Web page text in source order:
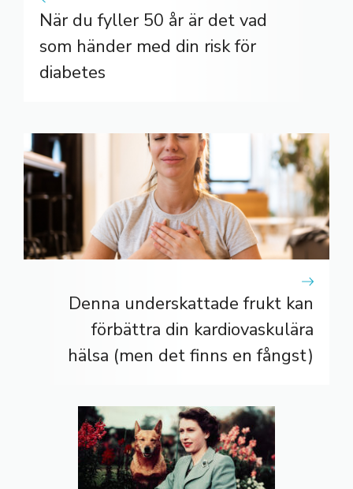
När du fyller 50 år är det vad
som händer med din risk för
diabetes
Denna underskattade frukt kan
förbättra din kardiovaskulära
hälsa (men det finns en fångst)